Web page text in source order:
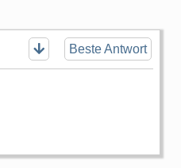
Beste Antwort